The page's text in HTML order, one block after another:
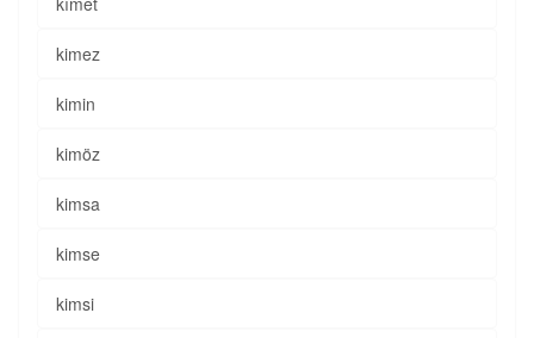
kimez
kimin
kimöz
kimsa
kimse
kimsi